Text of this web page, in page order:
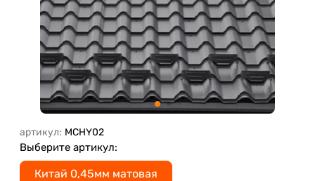
артикул: MCHY02
Выберите артикул:
Китай 0,45мм матовая